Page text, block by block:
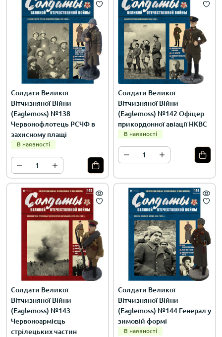
Солдати Великої
Вітчизняної Війни
(Eaglemoss) №138
Червонофлотець РСЧФ в
захисному плащі
В наявності
Солдати Великої
Вітчизняної Війни
(Eaglemoss) №142 Офіцер
прикордонної авіації НКВС
В наявності
Солдати Великої
Вітчизняної Війни
(Eaglemoss) №143
Червоноармієць
стрілецьких частин
Солдати Великої
Вітчизняної Війни
(Eaglemoss) №144 Генерал у
зимовій формі
В наявності